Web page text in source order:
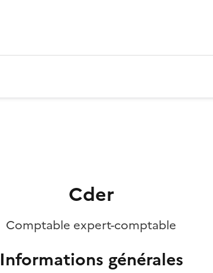
Cder
Comptable expert-comptable
Informations générales